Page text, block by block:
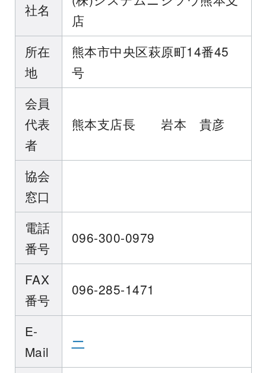
社名
店
所在
地
熊本市中央区萩原町14番45
号
会員
代表
者
熊本支店長 岩本 貴彦
協会
窓口
電話
番号
096-300-0979
FAX
番号
096-285-1471
E-
Mail
ー